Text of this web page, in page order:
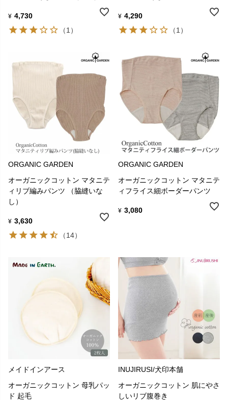
¥ 4,730
（1）
¥ 4,290
（1）
ORGANIC GARDEN
オーガニックコットン マタニテ
ィリブ編みパンツ （脇縫いな
し）
¥ 3,630
（14）
ORGANIC GARDEN
オーガニックコットン マタニテ
ィフライス細ボーダーパンツ
¥ 3,080
メイドインアース
オーガニックコットン 母乳パッ
ド 起毛
INUJIRUSI/犬印本舗
オーガニックコットン 肌にやさ
しいリブ腹巻き